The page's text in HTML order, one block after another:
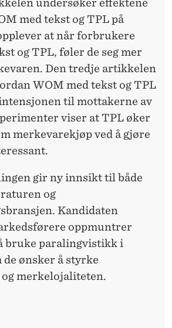
undersøker effektene
med tekst og TPL på
at når forbrukere
og TPL, føler de seg mer
Den tredje artikkelen
WOM med tekst og TPL
til mottakerne av
viser at TPL øker
merkevarekjøp ved å gjøre
gir ny innsikt til både
og
Kandidaten
oppmuntrer
bruke paralingvistikk i
de ønsker å styrke
og merkelojaliteten.